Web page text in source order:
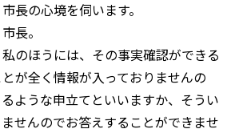
長の心境を伺います。
。
ほうには、その事実確認ができる
が全く情報が入っておりませんの
ような申立てといいますか、そうい
せんのでお答えすることができませ